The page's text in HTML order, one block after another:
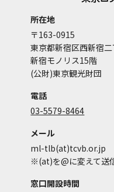
所在地
〒163-0915
東京都新宿区西新宿
新宿モノリス15階
(公財)東京観光財団
電話
03-5579-8464
メール
ml-tlb(at)tcvb.or.jp
※(at)を@に変えて送
窓口開設時間